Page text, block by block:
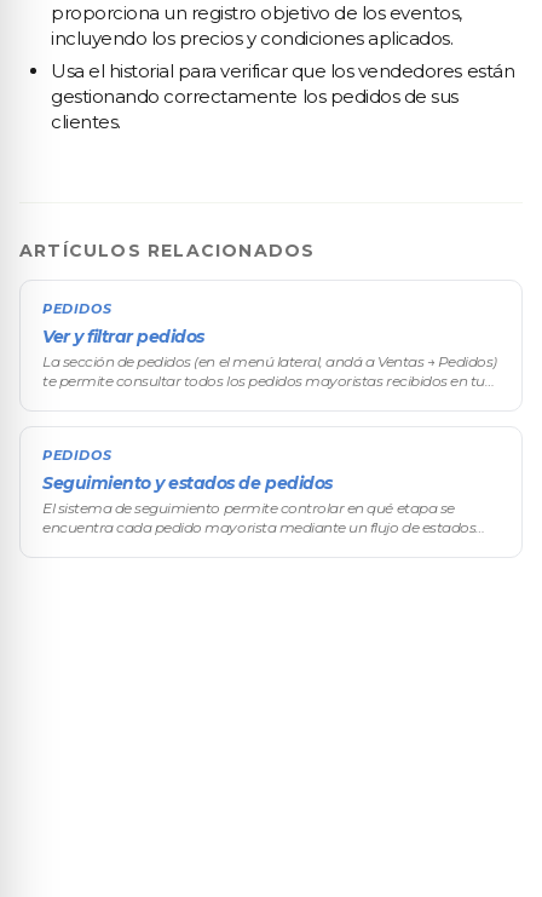
proporciona un registro objetivo de los eventos,
incluyendo los precios y condiciones aplicados.
Usa el historial para verificar que los vendedores están
gestionando correctamente los pedidos de sus
clientes.
ARTÍCULOS RELACIONADOS
PEDIDOS
Ver y filtrar pedidos
La sección de pedidos (en el menú lateral, andá a Ventas → Pedidos)
te permite consultar todos los pedidos mayoristas recibidos en tu
PEDIDOS
Seguimiento y estados de pedidos
El sistema de seguimiento permite controlar en qué etapa se
encuentra cada pedido mayorista mediante un flujo de estados